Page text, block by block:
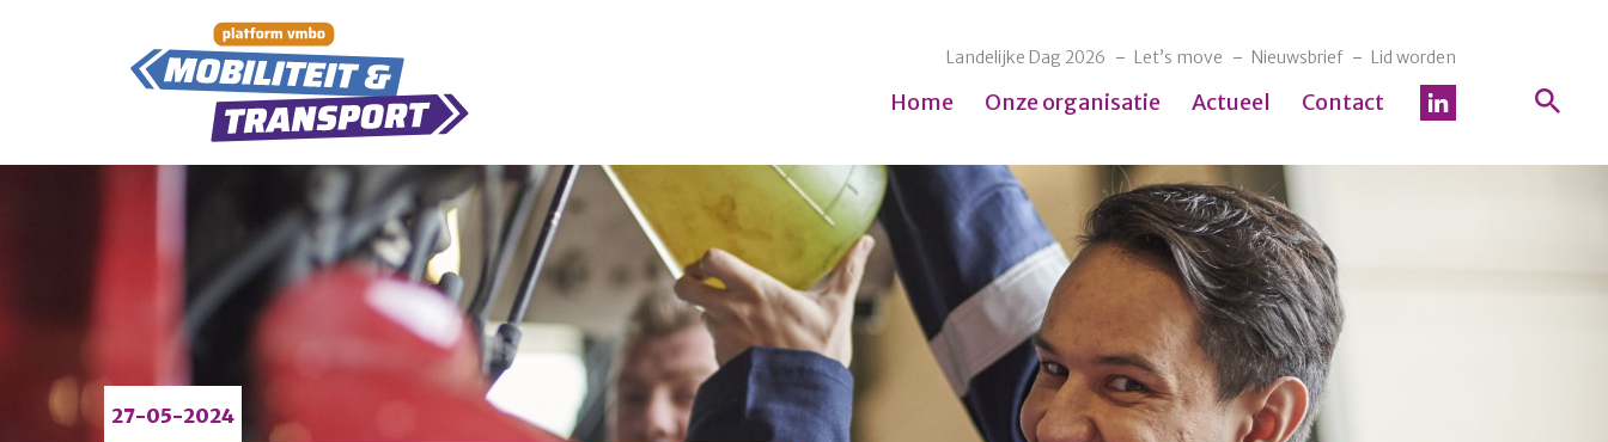
Landelijke Dag 2026 Let’s move Nieuwsbrief Lid worden
Home Onze organisatie Actueel Contact
27-05-2024